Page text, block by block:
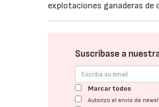
explotaciones ganaderas
Suscríbase a
Marcar todos
Autorizo el envío de